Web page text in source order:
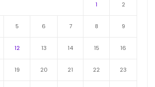
1 2
5 6 7 8 9
12 13 14 15 16
19 20 21 22 23